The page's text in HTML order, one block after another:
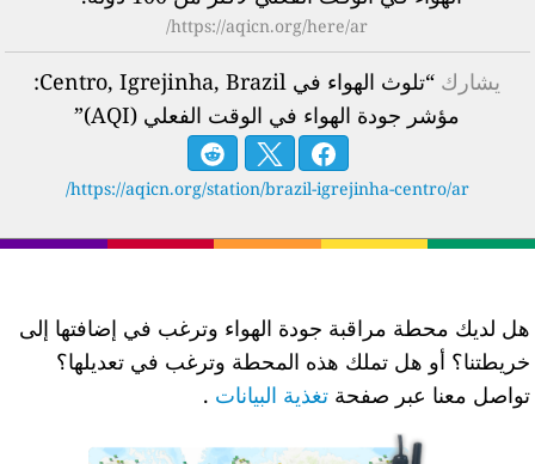
https://aqicn.org/here/ar/
يشارك
“تلوث الهواء في Centro, Igrejinha, Brazil:
مؤشر جودة الهواء في الوقت الفعلي (AQI)”
https://aqicn.org/station/brazil-igrejinha-centro/ar/
هل لديك محطة مراقبة جودة الهواء وترغب في إضافتها إلى
خريطتنا؟ أو هل تملك هذه المحطة وترغب في تعديلها؟
تواصل معنا عبر صفحة تغذية البيانات.